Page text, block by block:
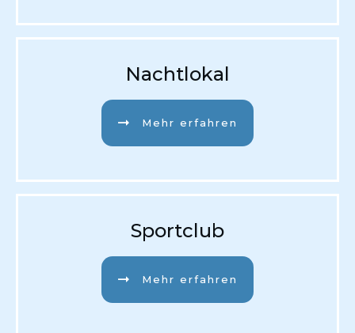
Nachtlokal
Mehr erfahren
Sportclub
Mehr erfahren